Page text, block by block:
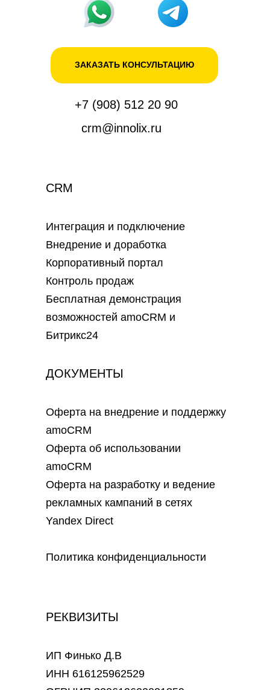
РЕКВИЗИТЫ
ИП Финько Д.В
ИНН 616125962529
Оферта на внедрение и поддержку
amoCRM
Оферта об использовании
amoCRM
Оферта на разработку и ведение
рекламных кампаний в сетях
Yandex Direct
Политика конфиденциальности
ДОКУМЕНТЫ
ЗАКАЗАТЬ КОНСУЛЬТАЦИЮ
+7 (908) 512 20 90
crm@innolix.ru
Интеграция и подключение
Внедрение и доработка
Корпоративный портал
Контроль продаж
Бесплатная демонстрация
возможностей amoCRM и
Битрикс24
CRM